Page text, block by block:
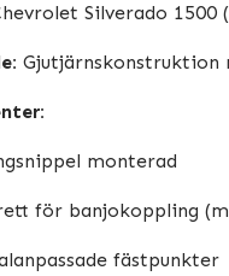
Silverado 1500
Gjutjärnskonstruktion
monterad
för banjokoppling
fästpunkter